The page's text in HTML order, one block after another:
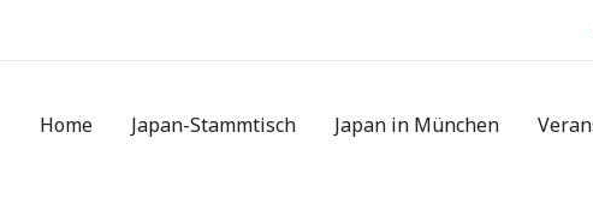
Home Japan-Stammtisch Japan in München